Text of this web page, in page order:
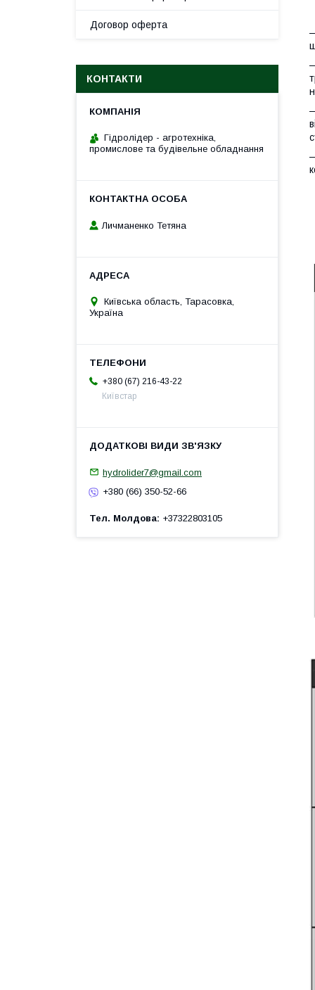
Договор оферта
КОНТАКТИ
Гідролідер - агротехніка,
промислове та будівельне обладнання
Личманенко Тетяна
Київська область, Тарасовка,
Україна
+380 (67) 216-43-22
Київстар
hydrolider7@gmail.com
+380 (66) 350-52-66
Тел. Молдова +37322803105